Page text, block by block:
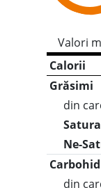
Valori
Calorii
Grăsimi
din
Ne-
din